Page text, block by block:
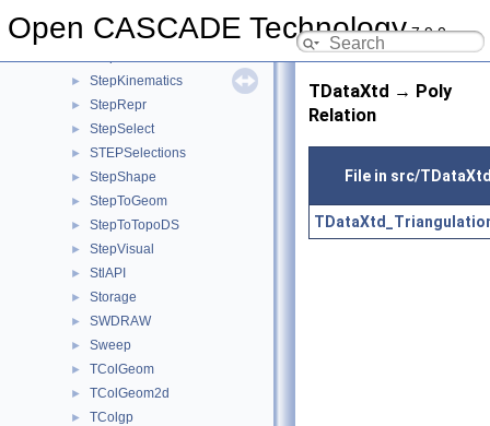
Open CASCADE Technology7.9.0
StepFile
► StepKinematics
► StepRepr
► StepSelect
► STEPSelections
► StepShape
► StepToGeom
► StepToTopoDS
► StepVisual
► StlAPI
► Storage
► SWDRAW
► Sweep
► TColGeom
► TColGeom2d
► TColgp
TDataXtd → Poly
Relation
File in src/